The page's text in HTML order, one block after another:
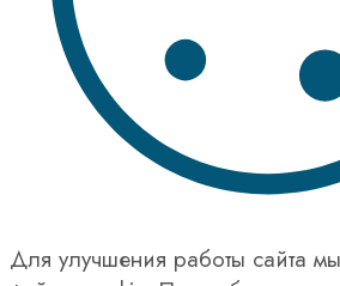
Для улучшения работы сайта